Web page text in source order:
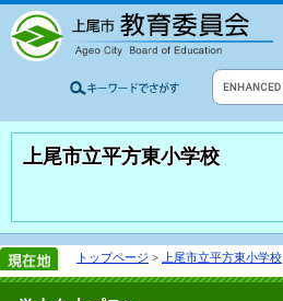
上尾市立平方東小学校
トップページ > 上尾市立平方東小学校